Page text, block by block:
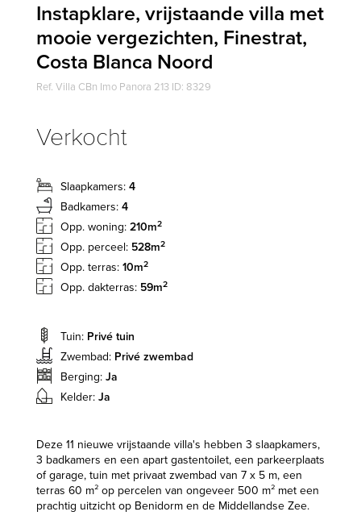
Instapklare, vrijstaande villa met
mooie vergezichten, Finestrat,
Costa Blanca Noord
Ref. Villa CBn Imo Panora 213 ID: 8329
Verkocht
Slaapkamers: 4
Badkamers: 4
Opp. woning: 210m2
Opp. perceel: 528m2
Opp. terras: 10m2
Opp. dakterras: 59m2
Tuin: Privé tuin
Zwembad: Privé zwembad
Berging: Ja
Kelder: Ja
Deze 11 nieuwe vrijstaande villa's hebben 3 slaapkamers,
3 badkamers en een apart gastentoilet, een parkeerplaats
of garage, tuin met privaat zwembad van 7 x 5 m, een
terras 60 m² op percelen van ongeveer 500 m² met een
prachtig uitzicht op Benidorm en de Middellandse Zee.